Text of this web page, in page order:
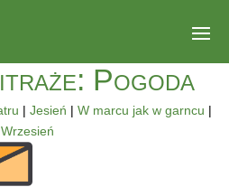
Pogoda
| Jesień | W marcu jak w garncu |
Wrzesień